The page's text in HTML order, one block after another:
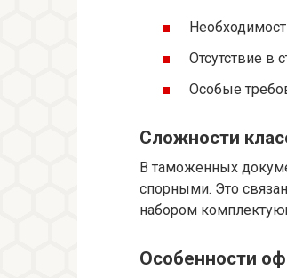
Отсутствие в
Особые
Сложности
В таможенных
спорными. Это
набором
Особенности